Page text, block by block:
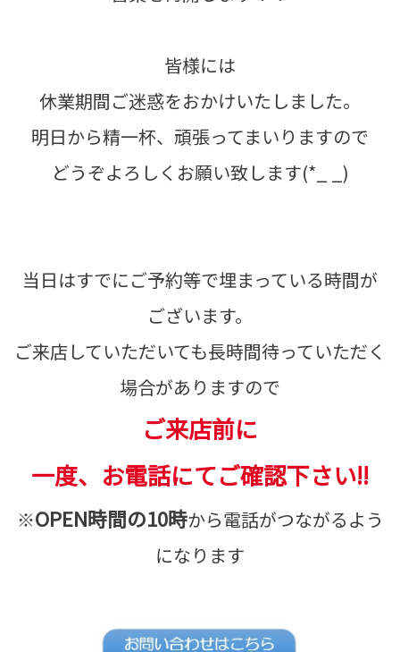
皆様には
休業期間ご迷惑をおかけいたしました。
明日から精一杯、頑張ってまいりますので
どうぞよろしくお願い致します(*_ _)
当日はすでにご予約等で埋まっている時間が
ございます。
ご来店していただいても長時間待っていただく
場合がありますので
ご来店前に
一度、お電話にてご確認下さい!!
※OPEN時間の10時から電話がつながるよう
になります